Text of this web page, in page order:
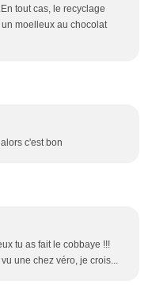
tout cas, le recyclage
moelleux au chocolat
c'est bon
tu as fait le cobbaye !!!
une chez véro, je crois...